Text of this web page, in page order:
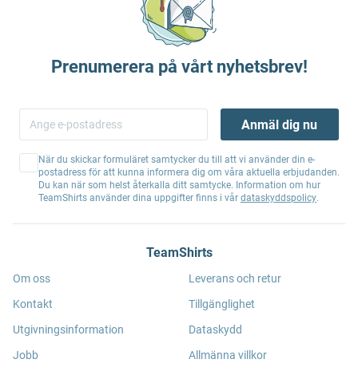
Prenumerera på vårt nyhetsbrev!
Anmäl dig nu
När du skickar formuläret samtycker du till att vi använder din e-
postadress för att kunna informera dig om våra aktuella erbjudanden.
Du kan när som helst återkalla ditt samtycke. Information om hur
TeamShirts använder dina uppgifter finns i vår dataskyddspolicy.
TeamShirts
Om oss
Kontakt
Utgivningsinformation
Jobb
Leverans och retur
Tillgänglighet
Dataskydd
Allmänna villkor